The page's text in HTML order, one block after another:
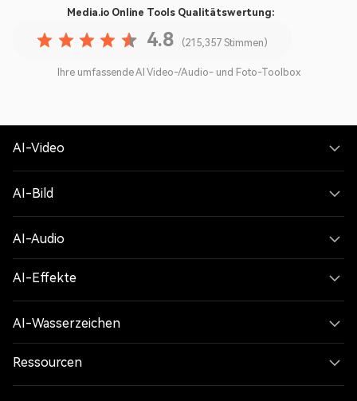
Media.io Online ToolsQualitätswertung:
4.8 (215,357 Stimmen)
Ihre umfassende AI Video-/Audio- und Foto-Toolbox
AI-Video
AI-Bild
AI-Audio
AI-Effekte
AI-Wasserzeichen
Ressourcen